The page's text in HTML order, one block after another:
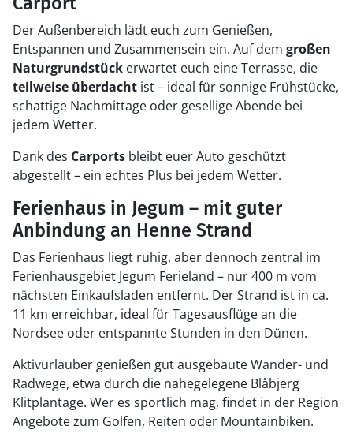
Der Außenbereich lädt euch zum Genießen,
Entspannen und Zusammensein ein. Auf dem großen
Naturgrundstück erwartet euch eine Terrasse, die
teilweise überdacht ist – ideal für sonnige Frühstücke,
schattige Nachmittage oder gesellige Abende bei
jedem Wetter.
Dank des Carports bleibt euer Auto geschützt
abgestellt – ein echtes Plus bei jedem Wetter.
Ferienhaus in Jegum – mit guter
Anbindung an Henne Strand
Das Ferienhaus liegt ruhig, aber dennoch zentral im
Ferienhausgebiet Jegum Ferieland – nur 400 m vom
nächsten Einkaufsladen entfernt. Der Strand ist in ca.
11 km erreichbar, ideal für Tagesausflüge an die
Nordsee oder entspannte Stunden in den Dünen.
Aktivurlauber genießen gut ausgebaute Wander- und
Radwege, etwa durch die nahegelegene Blåbjerg
Klitplantage. Wer es sportlich mag, findet in der Region
Angebote zum Golfen, Reiten oder Mountainbiken.